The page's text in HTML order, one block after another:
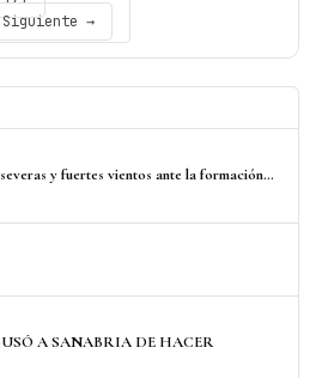
Siguiente →
y fuertes vientos ante la formación…
A SANABRIA DE HACER